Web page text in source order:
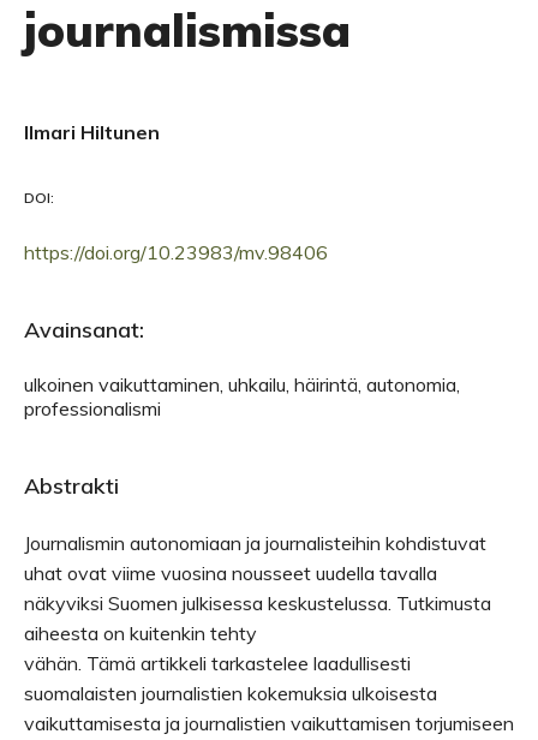
journalismissa
Ilmari Hiltunen
DOI:
https://doi.org/10.23983/mv.98406
Avainsanat:
ulkoinen vaikuttaminen, uhkailu, häirintä, autonomia,
professionalismi
Abstrakti
Journalismin autonomiaan ja journalisteihin kohdistuvat
uhat ovat viime vuosina nousseet uudella tavalla
näkyviksi Suomen julkisessa keskustelussa. Tutkimusta
aiheesta on kuitenkin tehty
vähän. Tämä artikkeli tarkastelee laadullisesti
suomalaisten journalistien kokemuksia ulkoisesta
vaikuttamisesta ja journalistien vaikuttamisen torjumiseen